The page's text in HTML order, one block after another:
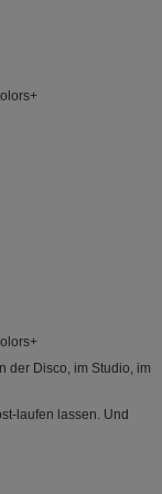
der Disco, im Studio, im
laufen lassen. Und